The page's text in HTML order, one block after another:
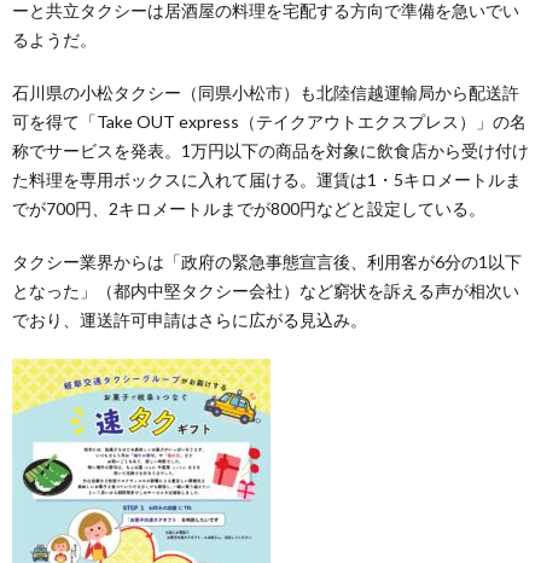
ーと共立タクシーは居酒屋の料理を宅配する方向で準備を急いでい
るようだ。
石川県の小松タクシー（同県小松市）も北陸信越運輸局から配送許
可を得て「Take OUT express（テイクアウトエクスプレス）」の名
称でサービスを発表。1万円以下の商品を対象に飲食店から受け付け
た料理を専用ボックスに入れて届ける。運賃は1・5キロメートルま
でが700円、2キロメートルまでが800円などと設定している。
タクシー業界からは「政府の緊急事態宣言後、利用客が6分の1以下
となった」（都内中堅タクシー会社）など窮状を訴える声が相次い
でおり、運送許可申請はさらに広がる見込み。